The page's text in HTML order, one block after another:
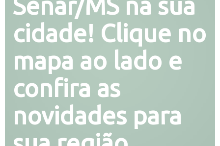
Senar/MS na sua
cidade! Clique no
mapa ao lado e
confira as
novidades para